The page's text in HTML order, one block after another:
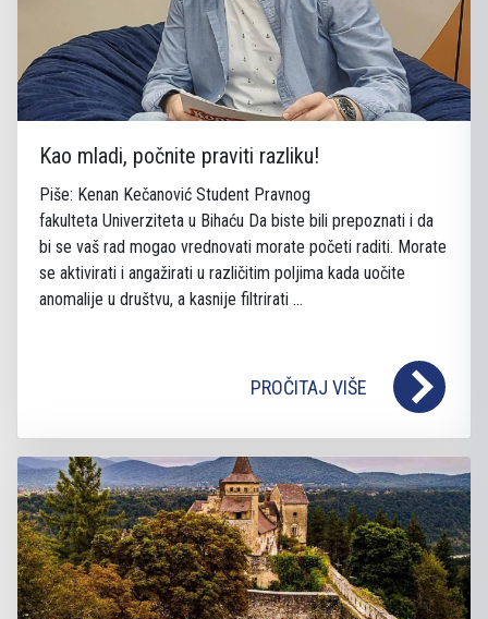
Kao mladi, počnite praviti razliku!
Piše: Kenan Kečanović Student Pravnog
fakulteta Univerziteta u Bihaću Da biste bili prepoznati i da
bi se vaš rad mogao vrednovati morate početi raditi. Morate
se aktivirati i angažirati u različitim poljima kada uočite
anomalije u društvu, a kasnije filtrirati ...
PROČITAJ VIŠE